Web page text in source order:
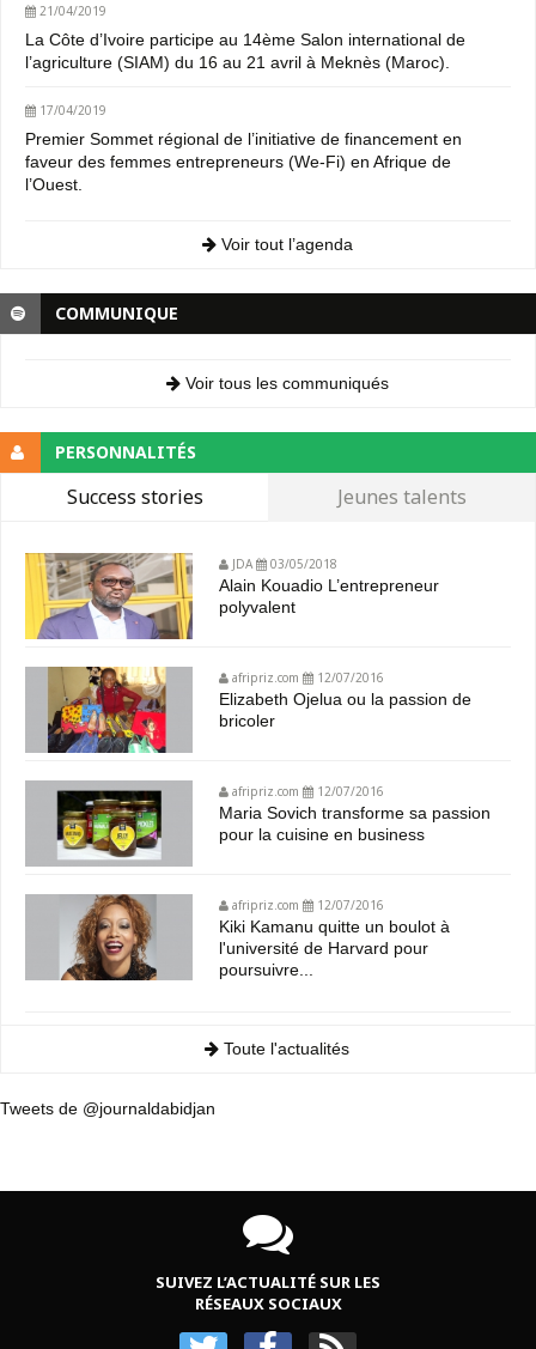
21/04/2019
La Côte d’Ivoire participe au 14ème Salon international de
l’agriculture (SIAM) du 16 au 21 avril à Meknès (Maroc).
17/04/2019
Premier Sommet régional de l’initiative de financement en
faveur des femmes entrepreneurs (We-Fi) en Afrique de
l’Ouest.
Voir tout l’agenda
COMMUNIQUE
Voir tous les communiqués
PERSONNALITÉS
Success stories Jeunes talents
JDA 03/05/2018
Alain Kouadio L’entrepreneur
polyvalent
afripriz.com 12/07/2016
Elizabeth Ojelua ou la passion de
bricoler
afripriz.com 12/07/2016
Maria Sovich transforme sa passion
pour la cuisine en business
afripriz.com 12/07/2016
Kiki Kamanu quitte un boulot à
l'université de Harvard pour
poursuivre...
Toute l'actualités
Tweets de @journaldabidjan
SUIVEZ L’ACTUALITÉ SUR LES
RÉSEAUX SOCIAUX